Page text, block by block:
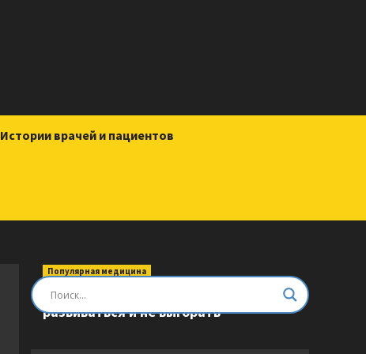
Истории врачей и пациентов
Популярная медицина
Быть врачом. Как помогать,
развиваться и не выгорать